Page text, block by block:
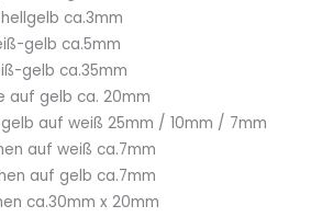
ca.3mm
gelb ca.5mm
gelb ca.35mm
auf gelb ca. 20mm
auf weiß 25mm / 10mm / 7mm
auf weiß ca.7mm
auf gelb ca.7mm
ca.30mm x 20mm